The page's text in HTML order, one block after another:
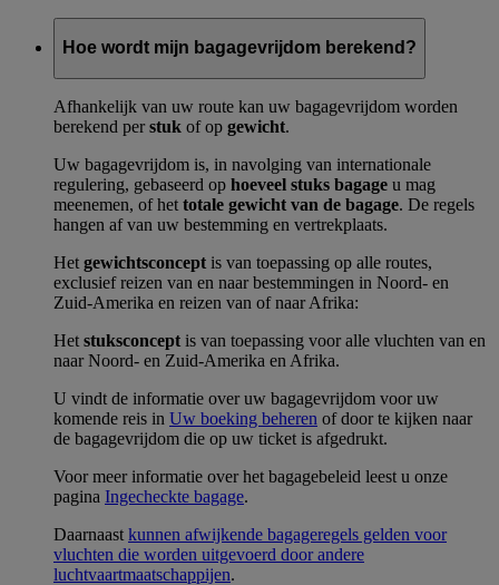
Hoe wordt mijn bagagevrijdom berekend?
Afhankelijk van uw route kan uw bagagevrijdom worden
berekend perstuk of op gewicht.
Uw bagagevrijdom is, in navolging van internationale
regulering, gebaseerd op hoeveel stuks bagage u mag
meenemen, of het totale gewicht van de bagage. De regels
hangen af van uw bestemming en vertrekplaats.
Het gewichtsconcept is van toepassing op alle routes,
exclusief reizen van en naar bestemmingen in Noord- en
Zuid-Amerika en reizen van of naar Afrika:
Het stuksconcept is van toepassing voor alle vluchten van en
naar Noord- en Zuid-Amerika en Afrika.
U vindt de informatie over uw bagagevrijdom voor uw
komende reis in Uw boeking beheren of door te kijken naar
de bagagevrijdom die op uw ticket is afgedrukt.
Voor meer informatie over het bagagebeleid leest u onze
pagina Ingecheckte bagage.
Daarnaast kunnen afwijkende bagageregels gelden voor
vluchten die worden uitgevoerd door andere
luchtvaartmaatschappijen.